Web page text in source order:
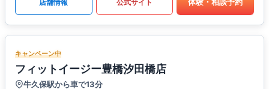
店舗情報 公式サイト
キャンペーン中
フィットイージー豊橋汐田橋店
牛久保駅から車で13分